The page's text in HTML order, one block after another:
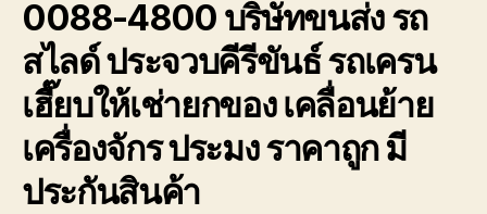
0088-4800 บริษัทขนส่ง รถ
สไลด์ ประจวบคีรีขันธ์ รถเครน
เฮี๊ยบให้เช่ายกของ เคลื่อนย้าย
เครื่องจักร ประมง ราคาถูก มี
ประกันสินค้า